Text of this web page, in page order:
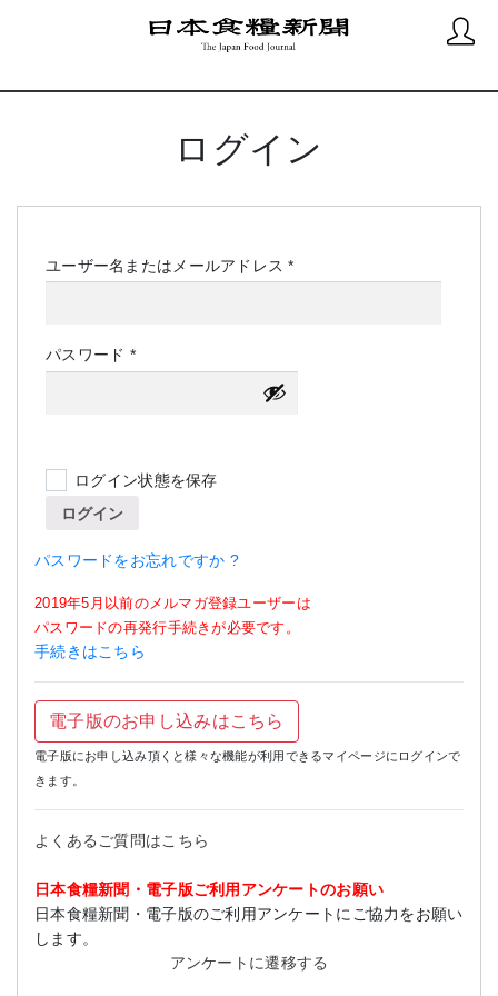
ログイン
ユーザー名またはメールアドレス*必
パスワード *必
須
ログイン状態を保存
ログイン
パスワードをお忘れですか ?
2019年5月以前のメルマガ登録ユーザーは
パスワードの再発行手続きが必要です。
手続きはこちら
電子版のお申し込みはこちら
電子版にお申し込み頂くと様々な機能が利用できるマイページにログインで
きます。
よくあるご質問はこちら
日本食糧新聞・電子版ご利用アンケートのお願い
日本食糧新聞・電子版のご利用アンケートにご協力をお願い
します。
アンケートに遷移する